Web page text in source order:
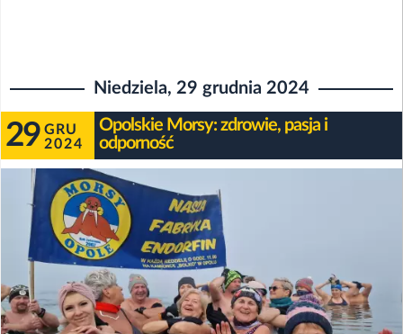
Niedziela, 29 grudnia 2024
29 GRU
2024
Opolskie Morsy: zdrowie, pasja i
odporność